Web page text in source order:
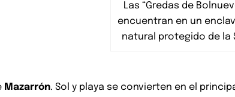
Las “Gredas de
encuentran en un
natural protegido de la
Mazarrón. Sol y playa se convierten en el